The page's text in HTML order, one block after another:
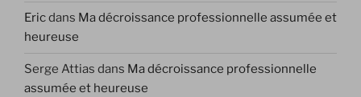
Ericdans Ma décroissance professionnelle assumée et
heureuse
Serge Attias dans Ma décroissance professionnelle
assumée et heureuse